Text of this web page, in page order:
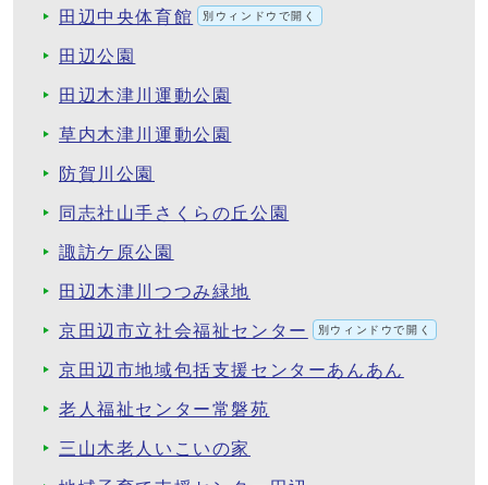
田辺中央体育館 別ウィンドウで開く
田辺公園
田辺木津川運動公園
草内木津川運動公園
防賀川公園
同志社山手さくらの丘公園
諏訪ケ原公園
田辺木津川つつみ緑地
京田辺市立社会福祉センター 別ウィンドウで開く
京田辺市地域包括支援センターあんあん
老人福祉センター常磐苑
三山木老人いこいの家